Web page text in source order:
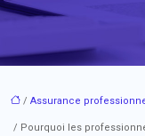
/ Assurance
/ Pourquoi les